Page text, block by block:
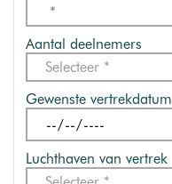
Aantal deelnemers
Selecteer *
Gewenste vertrekdatum
Luchthaven van vertrek